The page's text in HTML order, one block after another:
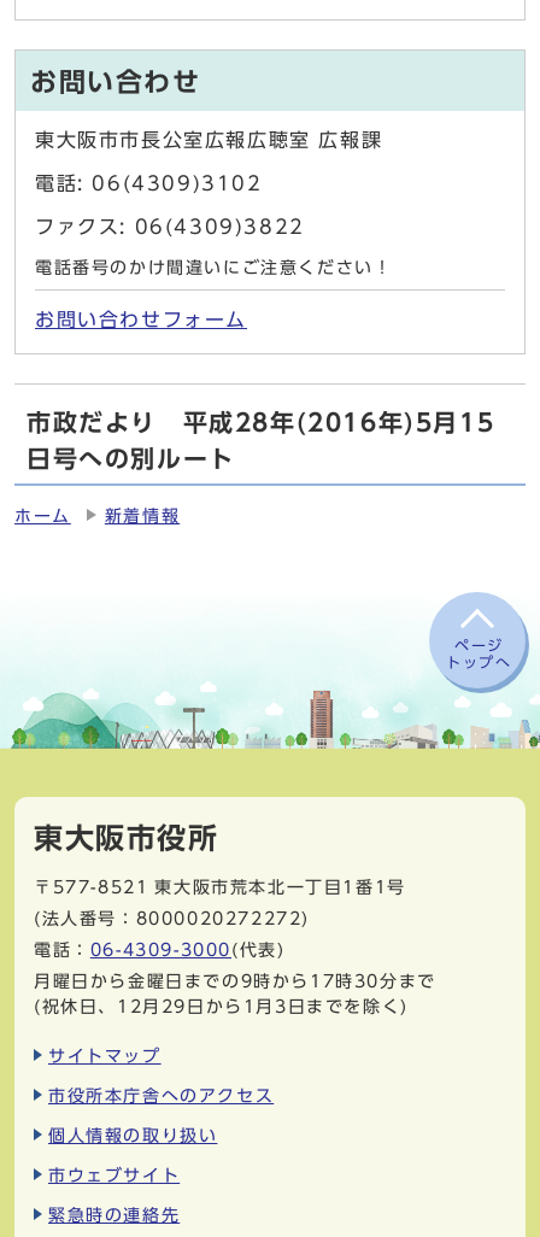
お問い合わせ
東大阪市市長公室広報広聴室 広報課
電話: 06(4309)3102
ファクス: 06(4309)3822
電話番号のかけ間違いにご注意ください！
お問い合わせフォーム
市政だより 平成28年(2016年)5月15
日号への別ルート
ホーム 新着情報
ページ
トップへ
東大阪市役所
〒577-8521
東大阪市荒本北一丁目1番1号
(法人番号：8000020272272)
電話： 06-4309-3000 (代表)
月曜日から金曜日までの9時から17時30分まで
(祝休日、12月29日から1月3日までを除く)
サイトマップ
市役所本庁舎へのアクセス
個人情報の取り扱い
市ウェブサイト
緊急時の連絡先